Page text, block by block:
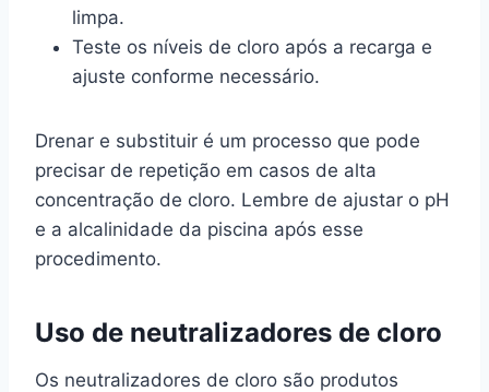
limpa.
Teste os níveis de cloro após a recarga e
ajuste conforme necessário.
Drenar e substituir é um processo que pode
precisar de repetição em casos de alta
concentração de cloro. Lembre de ajustar o pH
e a alcalinidade da piscina após esse
procedimento.
Uso de neutralizadores de cloro
Os neutralizadores de cloro são produtos